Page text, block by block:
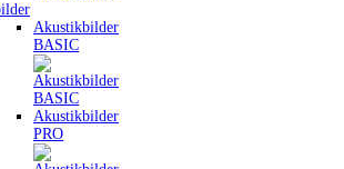
Akustikbilder
BASIC
Akustikbilder
PRO